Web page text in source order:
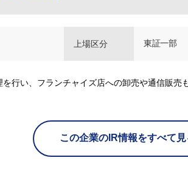
上場区分 東証一部
行い、フランチャイズ店への卸売や通信販売
この企業のIR情報をすべて見